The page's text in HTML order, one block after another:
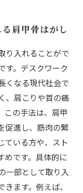
肩甲骨はがし
り入れることがで
す。デスクワーク
くなる現代社会で
、肩こりや首の痛
この手法は、肩甲
促進し、筋肉の緊
ている方や、スト
めです。具体的に
一部として取り入
ます。例えば、